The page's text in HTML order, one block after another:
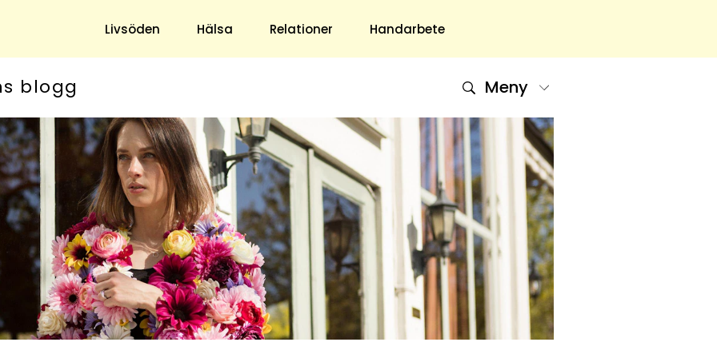
Livsöden Hälsa Relationer Handarbete
& Trädgård
Hushåll
Ekonomi
Mat & Dryck
& Antikt
DIY - Gör Det Själv
Underhållning
Nöje
TV
Horoskop
Quiz
Om Oss
Om Oss & Kontakt
Tidningar Hos Allas.se
Nyhetsbrev
Om Cookies
Integritetspolicy
Skapa Konto
Hantera Preferenser
blogg Meny